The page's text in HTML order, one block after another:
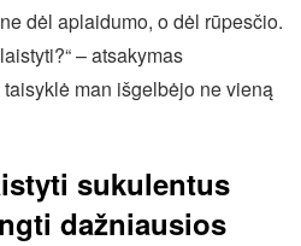
dėl aplaidumo, o dėl rūpesčio.
– atsakymas
taisyklė man išgelbėjo ne vieną
sukulentus
dažniausios